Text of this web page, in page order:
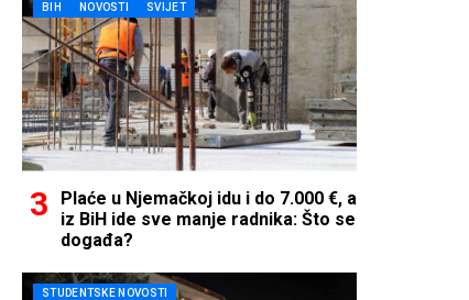
BIH NOVOSTI SVIJET
Plaće u Njemačkoj idu i do 7.000 €, a
iz BiH ide sve manje radnika: Što se
događa?
STUDENTSKE NOVOSTI